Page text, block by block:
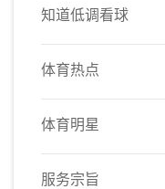
知道低调看球
体育热点
体育明星
服务宗旨